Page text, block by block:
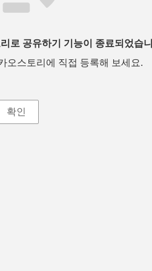
로 공유하기 기능이 종료되었습
오스토리에 직접 등록해 보세요.
확인